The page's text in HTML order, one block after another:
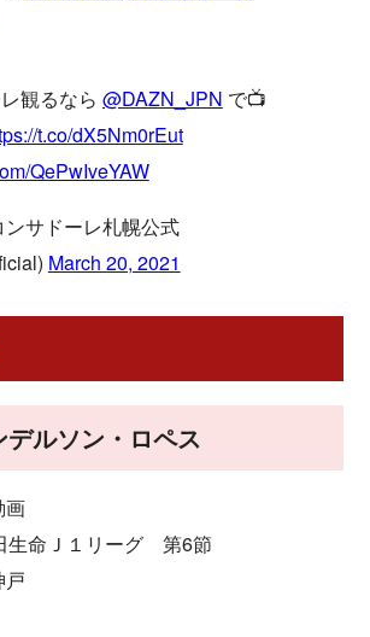
観るなら @DAZN_JPN で📺
t.co/dX5Nm0rEut
QePwIveYAW
サドーレ札幌公式
March 20, 2021
ルソン・ロペス
画
生命Ｊ１リーグ 第6節
戸